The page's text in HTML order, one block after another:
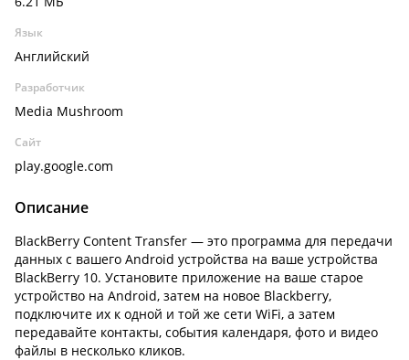
Язык
Английский
Разработчик
Media Mushroom
Сайт
play.google.com
Описание
BlackBerry Content Transfer — это программа для передачи
данных с вашего Android устройства на ваше устройства
BlackBerry 10. Установите приложение на ваше старое
устройство на Android, затем на новое Blackberry,
подключите их к одной и той же сети WiFi, а затем
передавайте контакты, события календаря, фото и видео
файлы в несколько кликов.